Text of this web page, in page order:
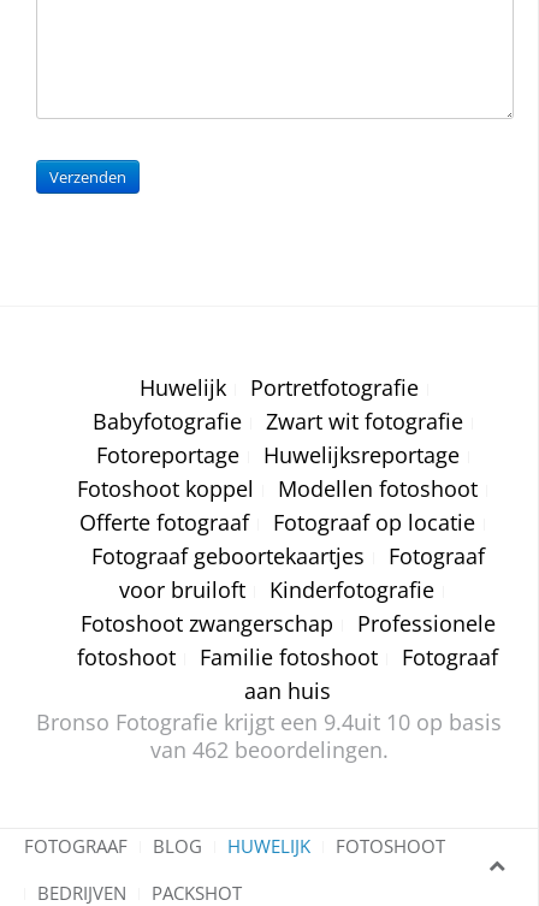
Huwelijk
Portretfotografie
Babyfotografie
Zwart wit fotografie
Fotoreportage
Huwelijksreportage
Fotoshoot koppel
Modellen fotoshoot
Offerte fotograaf
Fotograaf op locatie
Fotograaf geboortekaartjes
Fotograaf
voor bruiloft
Kinderfotografie
Fotoshoot zwangerschap
Professionele
fotoshoot
Familie fotoshoot
Fotograaf
aan huis
Bronso Fotografie krijgt een 9.4uit 10 op basis
van 462 beoordelingen.
FOTOGRAAF BLOG HUWELIJK
FOTOSHOOT
BEDRIJVEN
PACKSHOT